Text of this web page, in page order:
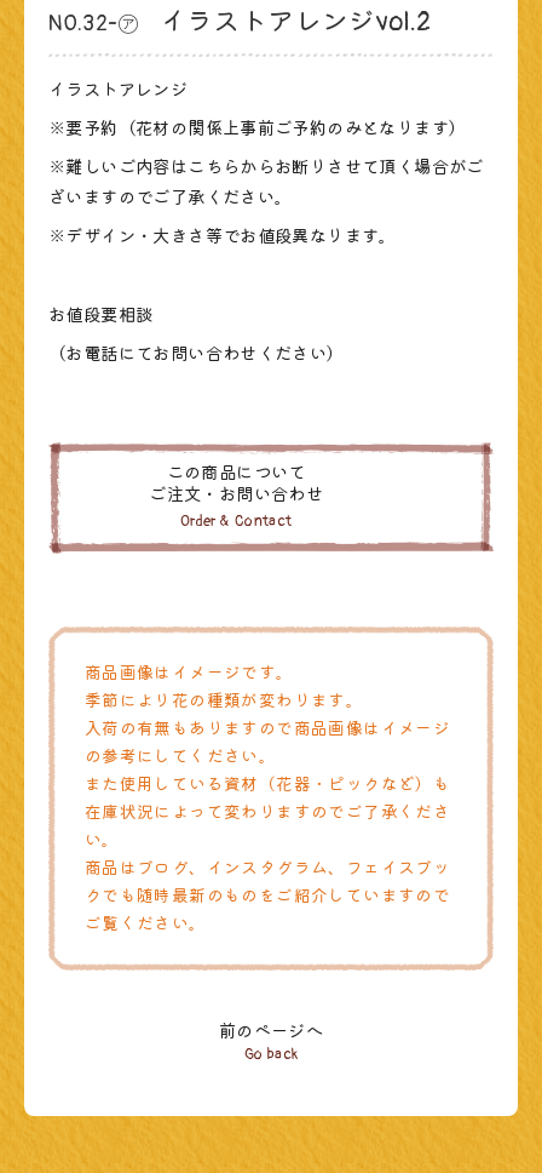
NO.32-㋐ イラストアレンジvol.2
イラストアレンジ
※要予約（花材の関係上事前ご予約のみとなります）
※難しいご内容はこちらからお断りさせて頂く場合がご
ざいますのでご了承ください。
※デザイン・大きさ等でお値段異なります。
お値段要相談
（お電話にてお問い合わせください）
この商品について
ご注文・お問い合わせ
Order & Contact
商品画像はイメージです。
季節により花の種類が変わります。
入荷の有無もありますので商品画像はイメージ
の参考にしてください。
また使用している資材（花器・ピックなど）も
在庫状況によって変わりますのでご了承くださ
い。
商品はブログ、インスタグラム、フェイスブッ
クでも随時最新のものをご紹介していますので
ご覧ください。
前のページへ
Go back